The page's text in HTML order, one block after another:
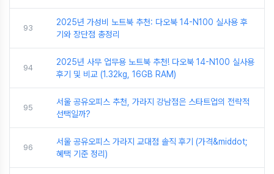
93
2025년 가성비 노트북 추천: 다오북 14-N100 실사용 후
기와 장단점 총정리
94
2025년 사무 업무용 노트북 추천! 다오북 14-N100 실사용
후기 및 비교 (1.32kg, 16GB RAM)
95
서울 공유오피스 추천, 가라지 강남점은 스타트업의 전략적
선택일까?
96
서울 공유오피스 가라지 교대점 솔직 후기 (가격&middot;
혜택 기준 정리)